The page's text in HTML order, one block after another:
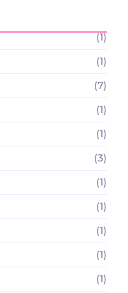
(1)
(1)
(7)
(1)
(1)
(3)
(1)
(1)
(1)
(1)
(1)